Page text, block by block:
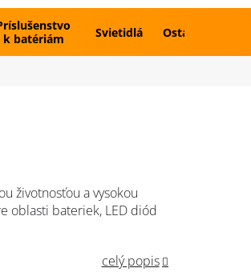
k batériám
Svietidlá Ostatné
životnosťou a vysokou
oblasti bateriek, LED diód
celý popis